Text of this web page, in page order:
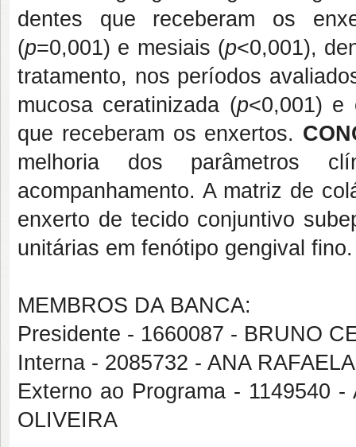
dentes que receberam os
(p=0,001) e mesiais (p<0,001),
tratamento, nos períodos
mucosa ceratinizada (p<0,001) e
que receberam os enxertos.
melhoria dos parâmetros
acompanhamento. A matriz de
enxerto de tecido conjuntivo
unitárias em fenótipo gengival fino.
MEMBROS DA BANCA:
Presidente - 1660087 - BRUNO
Interna - 2085732 - ANA
Externo ao Programa - 1149540
OLIVEIRA